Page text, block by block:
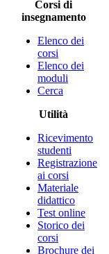
Corsi di
insegnamento
Elenco dei
corsi
Elenco dei
moduli
Cerca
Utilità
Ricevimento
studenti
Registrazione
ai corsi
Materiale
didattico
Test online
Storico dei
corsi
Brochure dei